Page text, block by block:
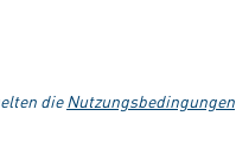
dieNutzungsbedingungen